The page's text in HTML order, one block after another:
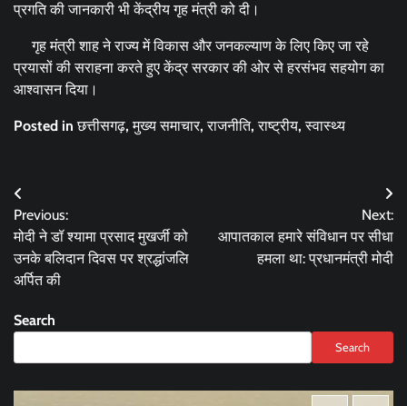
प्रगति की जानकारी भी केंद्रीय गृह मंत्री को दी।
गृह मंत्री शाह ने राज्य में विकास और जनकल्याण के लिए किए जा रहे
प्रयासों की सराहना करते हुए केंद्र सरकार की ओर से हरसंभव सहयोग का
आश्वासन दिया।
Posted inछत्तीसगढ़,मुख्य समाचार,राजनीति,राष्ट्रीय,स्वास्थ्य
Post
navigation
Previous:
मोदी ने डॉ श्यामा प्रसाद मुखर्जी को
उनके बलिदान दिवस पर श्रद्धांजलि
अर्पित की
Next:
आपातकाल हमारे संविधान पर सीधा
हमला था: प्रधानमंत्री मोदी
Search
Search